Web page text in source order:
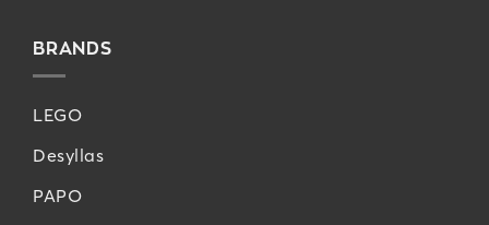
BRANDS
LEGO
Desyllas
PAPO